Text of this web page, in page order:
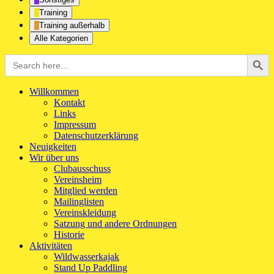
Training
Training außerhalb
Alle Kategorien
Search
for:
Search Button
Willkommen
Kontakt
Links
Impressum
Datenschutzerklärung
Neuigkeiten
Wir über uns
Clubausschuss
Vereinsheim
Mitglied werden
Mailinglisten
Vereinskleidung
Satzung und andere Ordnungen
Historie
Aktivitäten
Wildwasserkajak
Stand Up Paddling